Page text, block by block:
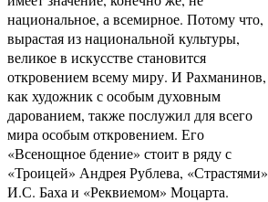
национальное, а всемирное. Потому что,
вырастая из национальной культуры,
великое в искусстве становится
откровением всему миру. И Рахманинов,
как художник с особым духовным
дарованием, также послужил для всего
мира особым откровением. Его
«Всенощное бдение» стоит в ряду с
«Троицей» Андрея Рублева, «Страстями»
И.С. Баха и «Реквиемом» Моцарта.